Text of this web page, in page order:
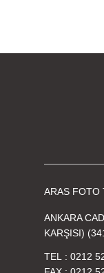
ARAS FOTO
ANKARA
KARŞISI)
TEL 0212